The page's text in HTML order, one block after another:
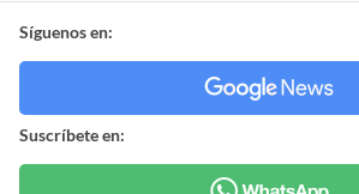
Síguenos en:
Suscríbete en: